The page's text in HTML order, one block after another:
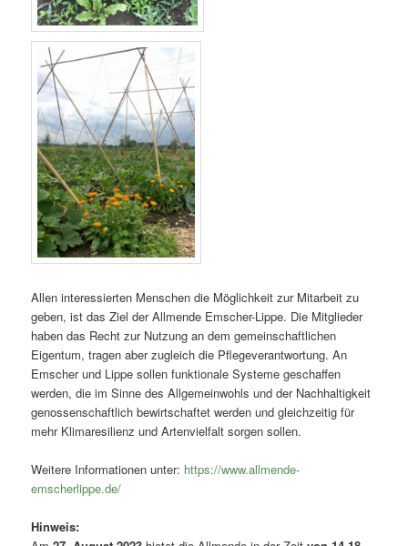
Allen interessierten Menschen die Möglichkeit zur Mitarbeit zu
geben, ist das Ziel der Allmende Emscher-Lippe. Die Mitglieder
haben das Recht zur Nutzung an dem gemeinschaftlichen
Eigentum, tragen aber zugleich die Pflegeverantwortung. An
Emscher und Lippe sollen funktionale Systeme geschaffen
werden, die im Sinne des Allgemeinwohls und der Nachhaltigkeit
genossenschaftlich bewirtschaftet werden und gleichzeitig für
mehr Klimaresilienz und Artenvielfalt sorgen sollen.
Weitere Informationen unter: https://www.allmende-
emscherlippe.de/
Hinweis: